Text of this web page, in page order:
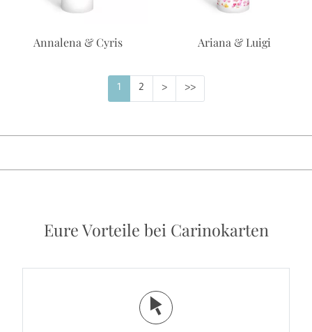
Annalena & Cyris Ariana & Luigi
1 2 > >>
Eure Vorteile bei Carinokarten
j